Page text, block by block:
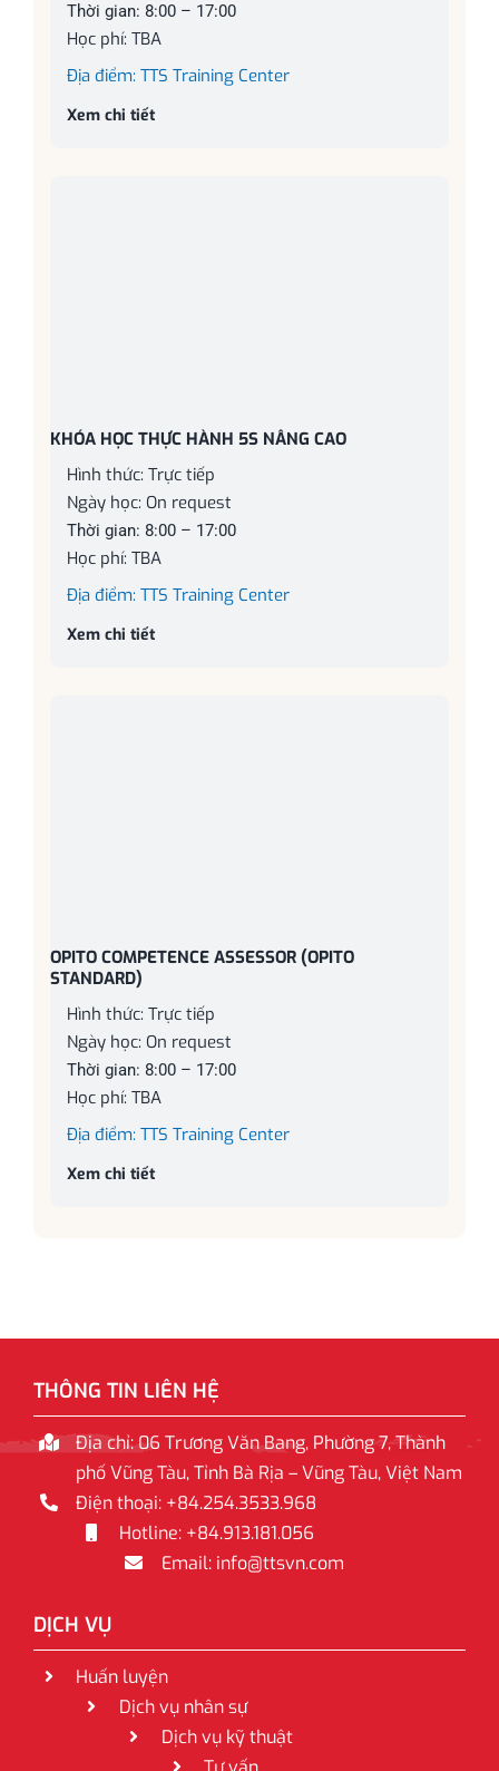
Thời gian: 8:00 – 17:00
Học phí: TBA
Địa điểm: TTS Training Center
Xem chi tiết
KHÓA HỌC THỰC HÀNH 5S NÂNG CAO
Hình thức: Trực tiếp
Ngày học: On request
Thời gian: 8:00 – 17:00
Học phí: TBA
Địa điểm: TTS Training Center
Xem chi tiết
OPITO COMPETENCE ASSESSOR (OPITO
STANDARD)
Hình thức: Trực tiếp
Ngày học: On request
Thời gian: 8:00 – 17:00
Học phí: TBA
Địa điểm: TTS Training Center
Xem chi tiết
THÔNG TIN LIÊN HỆ
Địa chỉ: 06 Trương Văn Bang, Phường 7, Thành
phố Vũng Tàu, Tỉnh Bà Rịa – Vũng Tàu, Việt Nam
Điện thoại: +84.254.3533.968
Hotline: +84.913.181.056
Email: info@ttsvn.com
DỊCH VỤ
Huấn luyện
Dịch vụ nhân sự
Dịch vụ kỹ thuật